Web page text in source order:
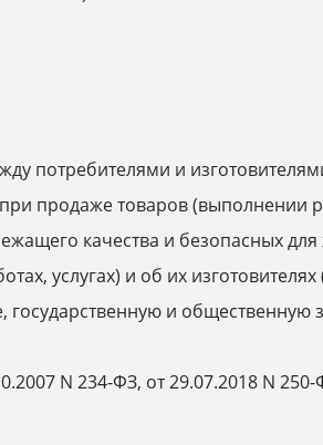
потребителями и
продаже товаров (выполнении
качества и безопасных
услугах) и об их
и общественную
N 234-ФЗ, от 29.07.2018 N 250-